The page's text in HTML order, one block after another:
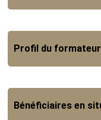
Profil du formateur
Bénéficiaires en